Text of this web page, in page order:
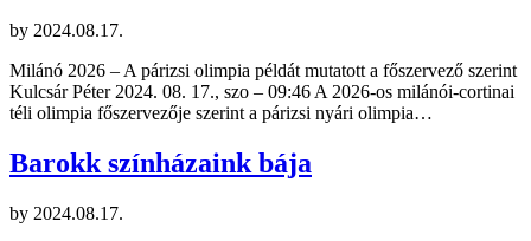
by 2024.08.17.
Milánó 2026 – A párizsi olimpia példát mutatott a főszervező szerint
Kulcsár Péter 2024. 08. 17., szo – 09:46 A 2026-os milánói-cortinai
téli olimpia főszervezője szerint a párizsi nyári olimpia…
Barokk színházaink bája
by 2024.08.17.